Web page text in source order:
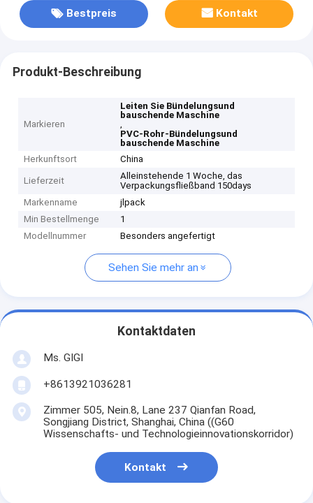
Bestpreis Kontakt
Produkt-Beschreibung
Markieren
Leiten Sie Bündelungsund
bauschende Maschine
,
PVC-Rohr-Bündelungsund
bauschende Maschine
Herkunftsort
China
Lieferzeit
Alleinstehende 1 Woche, das
Verpackungsfließband 150days
Markenname
jlpack
Min Bestellmenge
1
Modellnummer
Besonders angefertigt
Sehen Sie mehr an
Kontaktdaten
Ms. GIGI
+8613921036281
Zimmer 505, Nein.8, Lane 237 Qianfan Road,
Songjiang District, Shanghai, China ((G60
Wissenschafts- und Technologieinnovationskorridor)
Kontakt